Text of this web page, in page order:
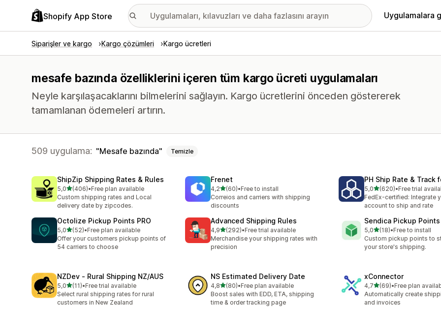
Shopify App Store Uygulamalara
Siparişler ve kargo Kargo çözümleri Kargo ücretleri
mesafe bazında özelliklerini içeren tüm kargo ücreti uygulamaları
Neyle karşılaşacaklarını bilmelerini sağlayın. Kargo ücretlerini önceden göstererek
tamamlanan ödemeleri artırın.
509 uygulama: Mesafe bazında Temizle
ShipZip Shipping Rates & Rules
5,05 yıldız üzerinden
(406)
toplam 406 değerlendirme
•Free plan available
Custom shipping rates and Local
delivery date by zipcodes.
Frenet
4,25 yıldız üzerinden
(60)
toplam 60 değerlendirme
•Free to install
Correios and carriers with shipping
discounts
PH Ship Rate & Track
5,05 yıldız üzerinden
(620)
toplam 620 değerlendirme
•Free trial
FedEx-certified: Integrate
account to ship and rate
Octolize Pickup Points PRO
5,05 yıldız üzerinden
(52)
toplam 52 değerlendirme
•Free plan available
Offer your customers pickup points of
54 carriers to choose
Advanced Shipping Rules
4,95 yıldız üzerinden
(292)
toplam 292 değerlendirme
•Free trial available
Merchandise your shipping rates with
precision
Sendica Pickup Points
5,05 yıldız üzerinden
(18)
toplam 18 değerlendirme
•Free to install
Custom pickup points to
your store's shipping.
NZDev ‑ Rural Shipping NZ/AUS
5,05 yıldız üzerinden
(11)
toplam 11 değerlendirme
•Free trial available
Select rural shipping rates for rural
customers in New Zealand
NS Estimated Delivery Date
4,85 yıldız üzerinden
(80)
toplam 80 değerlendirme
•Free plan available
Boost sales with EDD, ETA, shipping
time & order tracking page
xConnector
4,75 yıldız üzerinden
(69)
toplam 69 değerlendirme
•Free plan
Automatically create
and invoices